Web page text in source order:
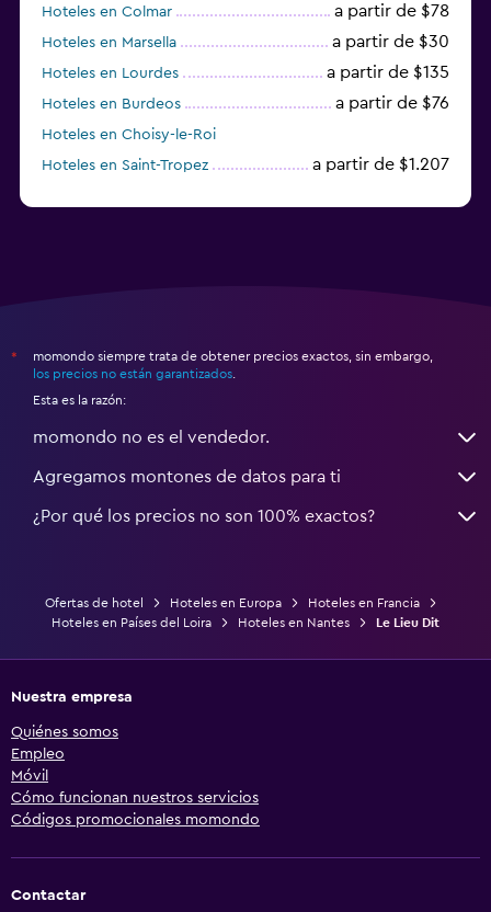
Hoteles en Colmar a partir de $78
Hoteles en Marsella a partir de $30
Hoteles en Lourdes a partir de $135
Hoteles en Burdeos a partir de $76
Hoteles en Choisy-le-Roi
Hoteles en Saint-Tropez
a partir de $1.207
*
momondo siempre trata de obtener precios exactos, sin embargo,
los precios no están garantizados
Esta es la razón:
momondo no es el vendedor.
Agregamos montones de datos para ti
¿Por qué los precios no son 100% exactos?
Ofertas de hotel Hoteles en Europa
Hoteles en Francia
Hoteles en Países del Loira
Hoteles en Nantes Le Lieu Dit
Nuestra empresa
Quiénes somos
Empleo
Móvil
Cómo funcionan nuestros servicios
Códigos promocionales momondo
Contactar